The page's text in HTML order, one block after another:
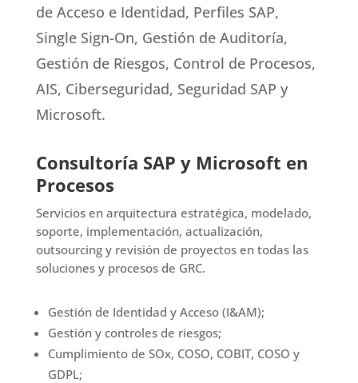
de Acceso e Identidad, Perfiles SAP,
Single Sign-On, Gestión de Auditoría,
Gestión de Riesgos, Control de Procesos,
AIS, Ciberseguridad, Seguridad SAP y
Microsoft.
Consultoría SAP y Microsoft en
Procesos
Servicios en arquitectura estratégica, modelado,
soporte, implementación, actualización,
outsourcing y revisión de proyectos en todas las
soluciones y procesos de GRC.
Gestión de Identidad y Acceso (I&AM);
Gestión y controles de riesgos;
Cumplimiento de SOx, COSO, COBIT, COSO y
GDPL;